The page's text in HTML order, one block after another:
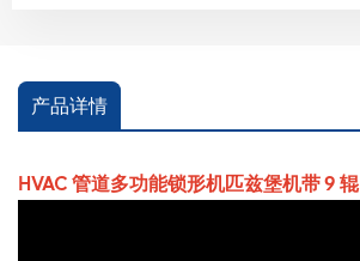
产品详情
HVAC 管道多功能锁形机匹兹堡机带 9 辊